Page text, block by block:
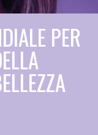
PER